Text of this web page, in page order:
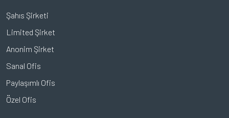
Şahıs Şirketi
Limited Şirket
Anonim Şirket
Sanal Ofis
Paylaşımlı Ofis
Özel Ofis